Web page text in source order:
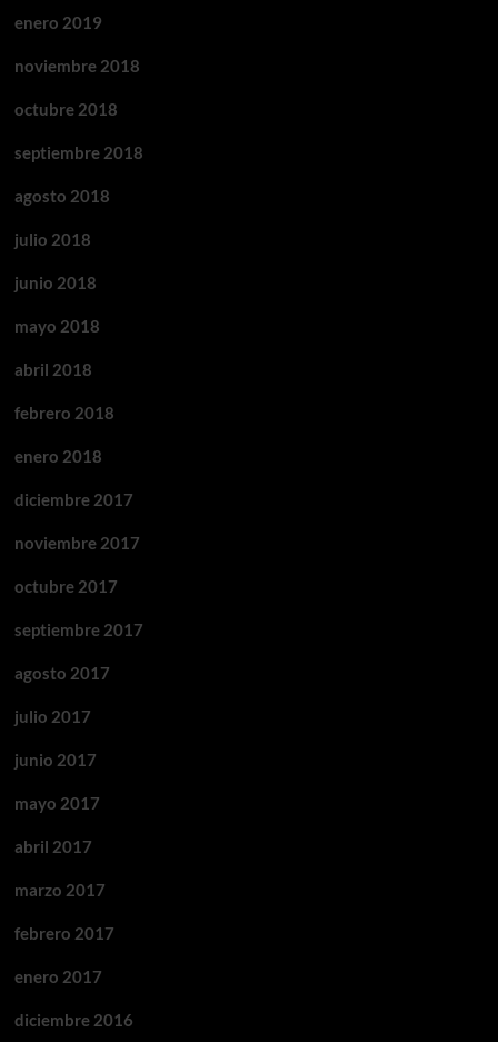
enero 2019
noviembre 2018
octubre 2018
septiembre 2018
agosto 2018
julio 2018
junio 2018
mayo 2018
abril 2018
febrero 2018
enero 2018
diciembre 2017
noviembre 2017
octubre 2017
septiembre 2017
agosto 2017
julio 2017
junio 2017
mayo 2017
abril 2017
marzo 2017
febrero 2017
enero 2017
diciembre 2016